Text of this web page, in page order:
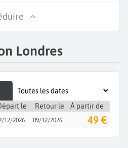
Londres
le Retour le À partir de
12/2026 09/12/2026 49 €